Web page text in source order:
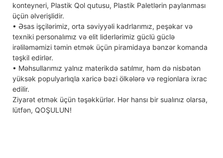
konteyneri, Plastik Qol qutusu, Plastik Paletlərin paylanması
üçün əlverişlidir.
• Əsas işçilərimiz, orta səviyyəli kadrlarımız, peşəkar və
texniki personalımız və elit liderlərimiz güclü güclə
irəliləməmizi təmin etmək üçün piramidaya bənzər komanda
təşkil edirlər.
• Məhsullarımız yalnız materikdə satılmır, həm də nisbətən
yüksək populyarlıqla xaricə bəzi ölkələrə və regionlara ixrac
edilir.
Ziyarət etmək üçün təşəkkürlər. Hər hansı bir sualınız olarsa,
lütfən, QOŞULUN!